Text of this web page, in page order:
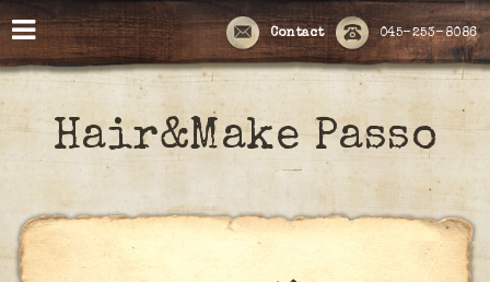
045-253-8086
Contact
Hair&Make Passo